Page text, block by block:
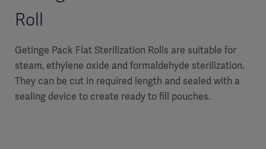
Roll
Getinge Pack Flat Sterilization Rolls are suitable for
steam, ethylene oxide and formaldehyde sterilization.
They can be cut in required length and sealed with a
sealing device to create ready to fill pouches.